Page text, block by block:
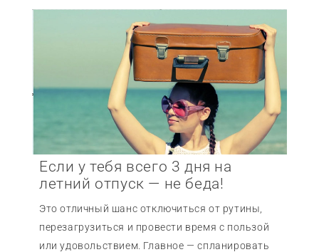
Если у тебя всего 3 дня на
летний отпуск — не беда!
Это отличный шанс отключиться от рутины,
перезагрузиться и провести время с пользой
или удовольствием. Главное — спланировать